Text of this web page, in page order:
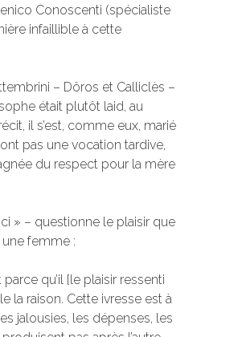
Conoscenti (spécialiste
infaillible à cette
– Dôros et Calliclès –
était plutôt laid, au
il s’est, comme eux, marié
pas une vocation tardive,
du respect pour la mère
» – questionne le plaisir que
femme :
qu’il [le plaisir ressenti
la raison. Cette ivresse est à
jalousies, les dépenses, les